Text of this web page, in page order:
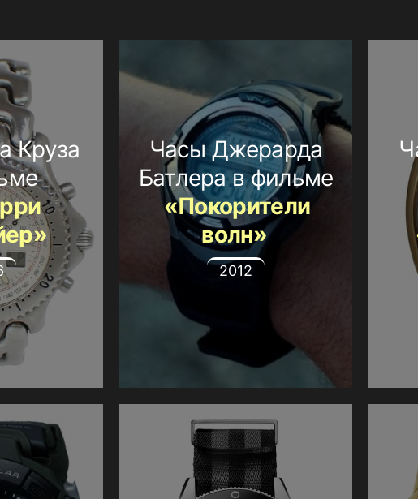
Круза
Часы Джерарда
Батлера в фильме
«Покорители
волн»
2012